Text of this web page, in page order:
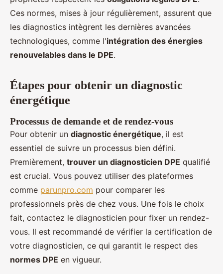
Ces normes, mises à jour régulièrement, assurent que
les diagnostics intègrent les dernières avancées
technologiques, comme l'intégration des énergies
renouvelables dans le DPE.
Étapes pour obtenir un diagnostic
énergétique
Processus de demande et de rendez-vous
Pour obtenir un diagnostic énergétique, il est
essentiel de suivre un processus bien défini.
Premièrement, trouver un diagnosticien DPE qualifié
est crucial. Vous pouvez utiliser des plateformes
comme parunpro.com pour comparer les
professionnels près de chez vous. Une fois le choix
fait, contactez le diagnosticien pour fixer un rendez-
vous. Il est recommandé de vérifier la certification de
votre diagnosticien, ce qui garantit le respect des
normes DPE en vigueur.